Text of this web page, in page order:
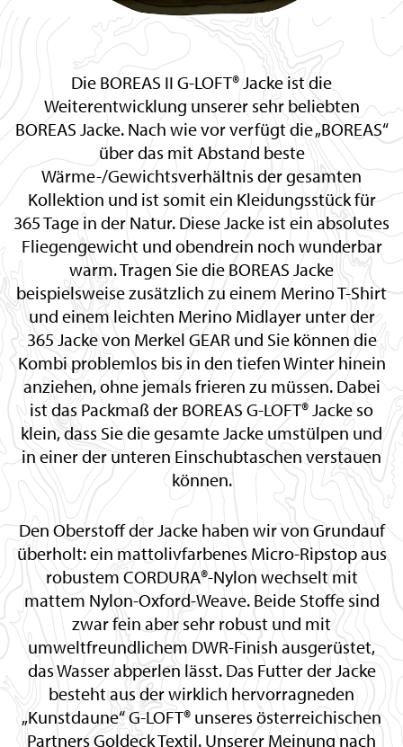
Die BOREAS II G-LOFT® Jacke ist die
Weiterentwicklung unserer sehr beliebten
BOREAS Jacke. Nach wie vor verfügt die „BOREAS“
über das mit Abstand beste
Wärme-/Gewichtsverhältnis der gesamten
Kollektion und ist somit ein Kleidungsstück für
365 Tage in der Natur. Diese Jacke ist ein absolutes
Fliegengewicht und obendrein noch wunderbar
warm. Tragen Sie die BOREAS Jacke
beispielsweise zusätzlich zu einem Merino T-Shirt
und einem leichten Merino Midlayer unter der
365 Jacke von Merkel GEAR und Sie können die
Kombi problemlos bis in den tiefen Winter hinein
anziehen, ohne jemals frieren zu müssen. Dabei
ist das Packmaß der BOREAS G-LOFT® Jacke so
klein, dass Sie die gesamte Jacke umstülpen und
in einer der unteren Einschubtaschen verstauen
können.
Den Oberstoff der Jacke haben wir von Grundauf
überholt: ein mattolivfarbenes Micro-Ripstop aus
robustem CORDURA®-Nylon wechselt mit
mattem Nylon-Oxford-Weave. Beide Stoffe sind
zwar fein aber sehr robust und mit
umweltfreundlichem DWR-Finish ausgerüstet,
das Wasser abperlen lässt. Das Futter der Jacke
besteht aus der wirklich hervorragneden
„Kunstdaune“ G-LOFT® unseres österreichischen
Partners Goldeck Textil. Unserer Meinung nach